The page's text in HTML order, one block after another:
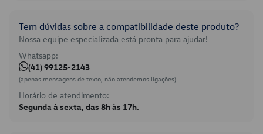
Tem dúvidas sobre a compatibilidade deste produto?
Nossa equipe especializada está pronta para ajudar!
Whatsapp:
(41) 99125-2143
(apenas mensagens de texto, não atendemos ligações)
Horário de atendimento:
Segunda à sexta, das 8h às 17h.